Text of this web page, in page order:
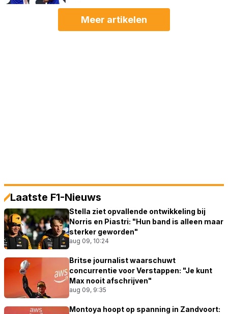
Meer artikelen
Laatste F1-Nieuws
Stella ziet opvallende ontwikkeling bij
Norris en Piastri: "Hun band is alleen maar
sterker geworden"
aug 09, 10:24
Britse journalist waarschuwt
concurrentie voor Verstappen: "Je kunt
Max nooit afschrijven"
aug 09, 9:35
Montoya hoopt op spanning in Zandvoort: